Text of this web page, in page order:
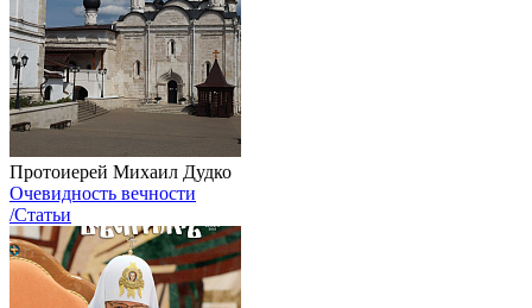
Протоиерей Михаил Дудко
Очевидность вечности
/Статьи